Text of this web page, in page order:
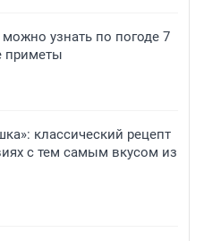
узнать по погоде 7
приметы
классический рецепт
с тем самым вкусом из